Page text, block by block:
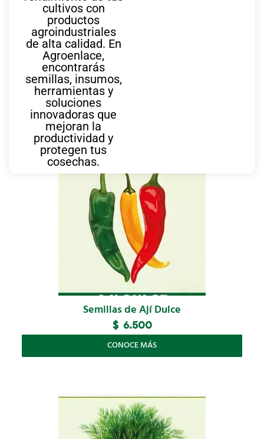
cultivos con
productos
agroindustriales
de alta calidad. En
Agroenlace,
encontrarás
semillas, insumos,
herramientas y
soluciones
innovadoras que
mejoran la
productividad y
protegen tus
cosechas.
También te puede interesar
Semillas de Ají Dulce
$ 6.500
CONOCE MÁS